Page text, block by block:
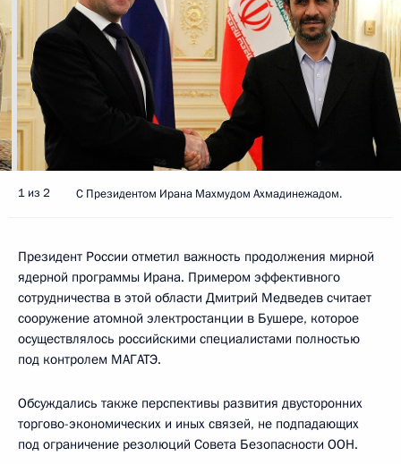
1 из 2 С Президентом Ирана Махмудом Ахмадинежадом.
Президент России отметил важность продолжения мирной
ядерной программы Ирана. Примером эффективного
сотрудничества в этой области Дмитрий Медведев считает
сооружение атомной электростанции в Бушере, которое
осуществлялось российскими специалистами полностью
под контролем МАГАТЭ.
Обсуждались также перспективы развития двусторонних
торгово-экономических и иных связей, не подпадающих
под ограничение резолюций Совета Безопасности ООН.